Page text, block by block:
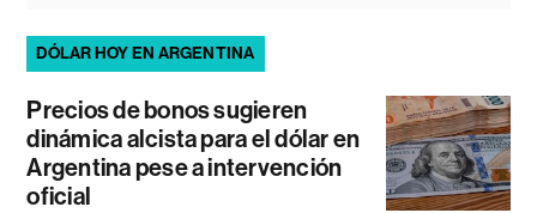
DÓLAR HOY EN ARGENTINA
Precios de bonos sugieren
dinámica alcista para el dólar en
Argentina pese a intervención
oficial